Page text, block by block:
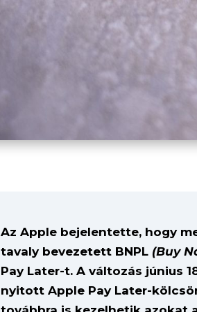
Az Apple bejelentette, hogy
tavaly bevezetett BNPL (Buy
Pay Later-t. A változás június
nyitott Apple Pay Later-